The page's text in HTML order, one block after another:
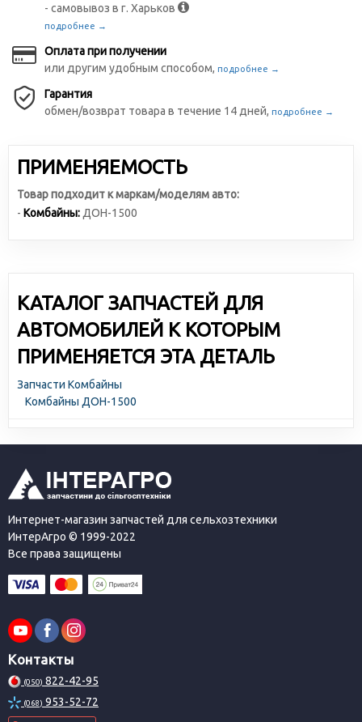
- самовывоз в г. Харьков
подробнее →
Оплата при получении
или другим удобным способом, подробнее →
Гарантия
обмен/возврат товара в течение 14 дней, подробнее →
ПРИМЕНЯЕМОСТЬ
Товар подходит к маркам/моделям авто:
- Комбайны: ДОН-1500
КАТАЛОГ ЗАПЧАСТЕЙ ДЛЯ
АВТОМОБИЛЕЙ К КОТОРЫМ
ПРИМЕНЯЕТСЯ ЭТА ДЕТАЛЬ
Запчасти Комбайны
Комбайны ДОН-1500
Интернет-магазин запчастей для сельхозтехники
ИнтерАгро © 1999-2022
Все права защищены
Контакты
(050) 822-42-95
(068) 953-52-72